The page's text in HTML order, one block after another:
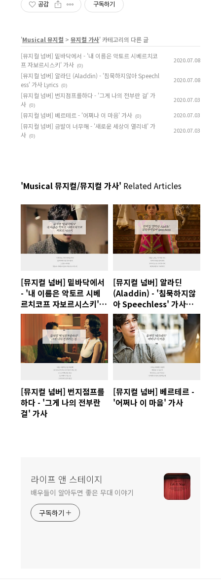
공감 구독하기
'Musical 뮤지컬 > 뮤지컬 가사' 카테고리의 다른 글
[뮤지컬 넘버] 밑바닥에서 - '내 이름은 악토르 시베르치코
프 자보르시스키' 가사 (0)
2020.07.08
[뮤지컬 넘버] 알라딘 (Aladdin) - '침묵하지않아 Speechl
ess' 가사 Lyrics (0)
2020.07.08
[뮤지컬 넘버] 번지점프를하다 - '그게 나의 전부란 걸' 가
사 (0)
2020.07.03
[뮤지컬 넘버] 베르테르 - '어쩌나 이 마음' 가사 (0) 2020.07.03
[뮤지컬 넘버] 금발이 너무해 - '새로운 세상이 열리네' 가
사 (0)
2020.07.03
'Musical 뮤지컬/뮤지컬 가사' Related Articles
[뮤지컬 넘버] 밑바닥에서
- '내 이름은 악토르 시베
르치코프 자보르시스키'
가사
[뮤지컬 넘버] 알라딘
(Aladdin) - '침묵하지않
아 Speechless' 가사
Lyrics
[뮤지컬 넘버] 번지점프를
하다 - '그게 나의 전부란
걸' 가사
[뮤지컬 넘버] 베르테르 -
'어쩌나 이 마음' 가사
라이프 앤 스테이지
배우들이 알아두면 좋은 무대 이야기
구독하기